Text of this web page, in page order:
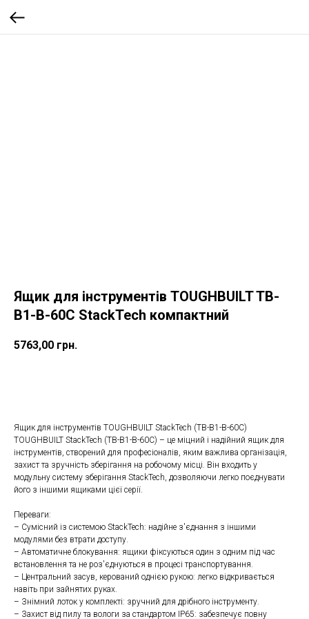
Ящик для інструментів TOUGHBUILT TB-
B1-B-60C StackTech компактний
5763,00 грн.
Ящик для інструментів TOUGHBUILT StackTech (TB-B1-B-60C)
TOUGHBUILT StackTech (TB-B1-B-60C) – це міцний і надійний ящик для
інструментів, створений для професіоналів, яким важлива організація,
захист та зручність зберігання на робочому місці. Він входить у
модульну систему зберігання StackTech, дозволяючи легко поєднувати
його з іншими ящиками цієї серії.
Переваги:
– Сумісний із системою StackTech: надійне з'єднання з іншими
модулями без втрати доступу.
– Автоматичне блокування: ящики фіксуються один з одним під час
встановлення та не роз'єднуються в процесі транспортування.
– Центральний засув, керований однією рукою: легко відкривається
навіть при зайнятих руках.
– Знімний лоток у комплекті: зручний для дрібного інструменту.
– Захист від пилу та вологи за стандартом IP65: забезпечує повну